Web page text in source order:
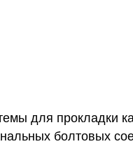
для прокладки
болтовых